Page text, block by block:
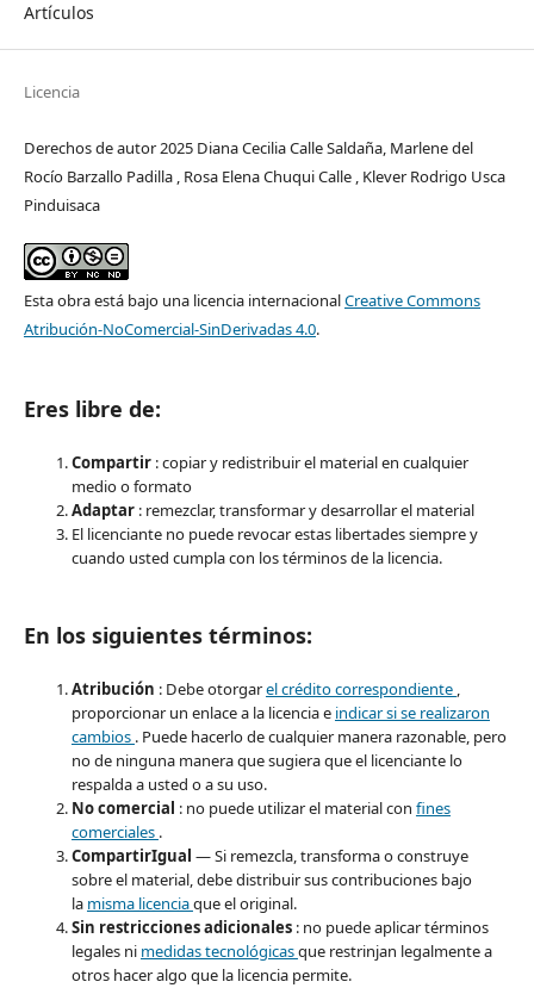
Artículos
Licencia
Derechos de autor 2025 Diana Cecilia Calle Saldaña, Marlene del
Rocío Barzallo Padilla , Rosa Elena Chuqui Calle , Klever Rodrigo Usca
Pinduisaca
Esta obra está bajo una licencia internacionalCreative Commons
Atribución-NoComercial-SinDerivadas 4.0.
Eres libre de:
Compartir : copiar y redistribuir el material en cualquier
medio o formato
Adaptar : remezclar, transformar y desarrollar el material
El licenciante no puede revocar estas libertades siempre y
cuando usted cumpla con los términos de la licencia.
En los siguientes términos:
Atribución : Debe otorgarel crédito correspondiente ,
proporcionar un enlace a la licencia e indicar si se realizaron
cambios . Puede hacerlo de cualquier manera razonable, pero
no de ninguna manera que sugiera que el licenciante lo
respalda a usted o a su uso.
No comercial : no puede utilizar el material con fines
comerciales .
CompartirIgual — Si remezcla, transforma o construye
sobre el material, debe distribuir sus contribuciones bajo
la misma licenciaque el original.
Sin restricciones adicionales : no puede aplicar términos
legales ni medidas tecnológicasque restrinjan legalmente a
otros hacer algo que la licencia permite.